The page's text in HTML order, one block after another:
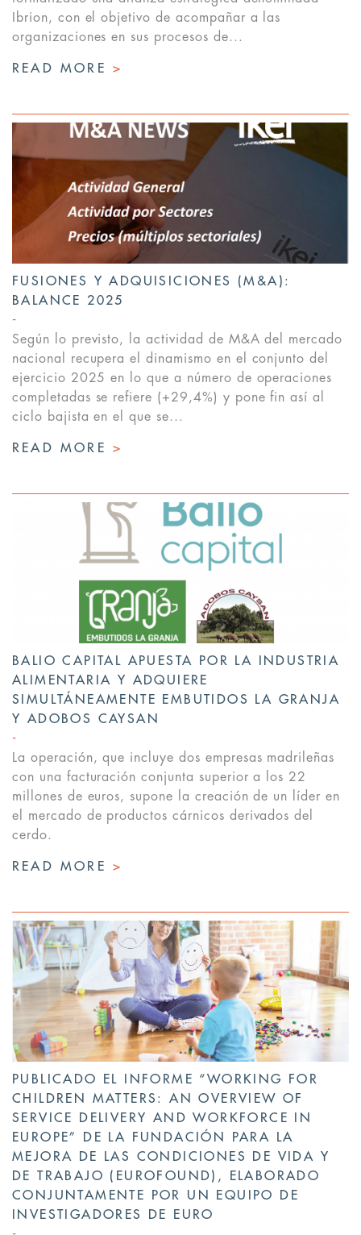
Ibrion, con el objetivo de acompañar a las
organizaciones en sus procesos de...
READ MORE >
FUSIONES Y ADQUISICIONES (M&A):
BALANCE 2025
Según lo previsto, la actividad de M&A del mercado
nacional recupera el dinamismo en el conjunto del
ejercicio 2025 en lo que a número de operaciones
completadas se refiere (+29,4%) y pone fin así al
ciclo bajista en el que se...
READ MORE >
BALIO CAPITAL APUESTA POR LA INDUSTRIA
ALIMENTARIA Y ADQUIERE
SIMULTÁNEAMENTE EMBUTIDOS LA GRANJA
Y ADOBOS CAYSAN
La operación, que incluye dos empresas madrileñas
con una facturación conjunta superior a los 22
millones de euros, supone la creación de un líder en
el mercado de productos cárnicos derivados del
cerdo.
READ MORE >
PUBLICADO EL INFORME “WORKING FOR
CHILDREN MATTERS: AN OVERVIEW OF
SERVICE DELIVERY AND WORKFORCE IN
EUROPE” DE LA FUNDACIÓN PARA LA
MEJORA DE LAS CONDICIONES DE VIDA Y
DE TRABAJO (EUROFOUND), ELABORADO
CONJUNTAMENTE POR UN EQUIPO DE
INVESTIGADORES DE EURO